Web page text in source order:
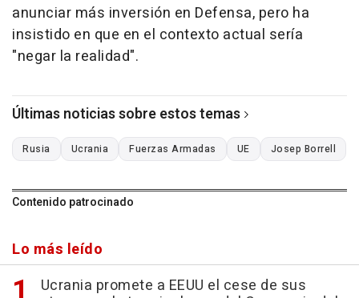
anunciar más inversión en Defensa, pero ha
insistido en que en el contexto actual sería
"negar la realidad".
Últimas noticias sobre estos temas
Rusia Ucrania Fuerzas Armadas UE Josep Borrell
Contenido patrocinado
Lo más leído
Ucrania promete a EEUU el cese de sus